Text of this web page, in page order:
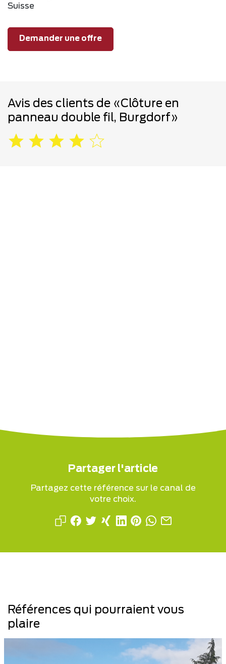
Suisse
Demander une offre
Avis des clients de «Clôture en
panneau double fil, Burgdorf»
Partager l'article
Partagez cette référence sur le canal de
votre choix.
Références qui pourraient vous
plaire